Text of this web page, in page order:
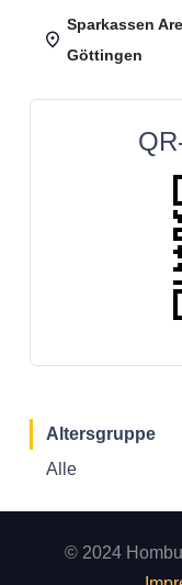
Sparkassen
Göttingen
Altersgruppe
Alle
© 2024